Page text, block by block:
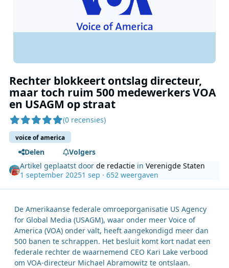
Rechter blokkeert ontslag directeur,
maar toch ruim 500 medewerkers VOA
en USAGM op straat
(0 recensies)
voice of america
Delen
Volgers
Artikel geplaatst doorde redactie inVerenigde Staten
1 september 20251 sep · 652 weergaven
De Amerikaanse federale omroeporganisatie US Agency
for Global Media (USAGM), waar onder meer Voice of
America (VOA) onder valt, heeft aangekondigd meer dan
500 banen te schrappen. Het besluit komt kort nadat een
federale rechter de waarnemend CEO Kari Lake verbood
om VOA-directeur Michael Abramowitz te ontslaan.